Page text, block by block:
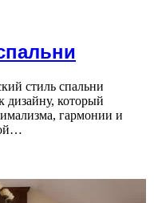
стиль спальни
дизайну, который
гармонии и